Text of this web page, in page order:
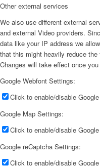
Other external services
We also use different external
and external Video providers.
data like your IP address we
that this might heavily reduce
Changes will take effect once
Google Webfont Settings:
Click to enable/disable
Google Map Settings:
Click to enable/disable
Google reCaptcha Settings:
Click to enable/disable